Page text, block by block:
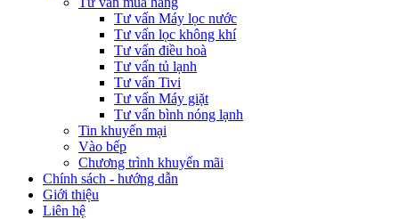
Tư vấn Máy lọc nước
Tư vấn lọc không khí
Tư vấn điều hoà
Tư vấn tủ lạnh
Tư vấn Tivi
Tư vấn Máy giặt
Tư vấn bình nóng lạnh
Tin khuyến mại
Vào bếp
Chương trình khuyến mãi
Chính sách - hướng dẫn
Giới thiệu
Liên hệ